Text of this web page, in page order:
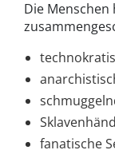
Die
fanatische